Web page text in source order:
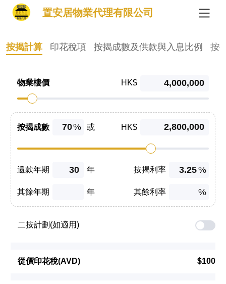
置安居物業代理有限公司
按揭計算 印花稅項 按揭成數及供款與入息比例 按